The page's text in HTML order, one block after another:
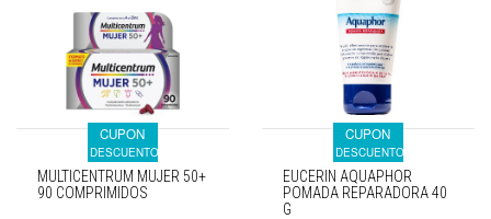
CUPON
DESCUENTO
MULTICENTRUM MUJER 50+
90 COMPRIMIDOS
CUPON
DESCUENTO
EUCERIN AQUAPHOR
POMADA REPARADORA 40
G